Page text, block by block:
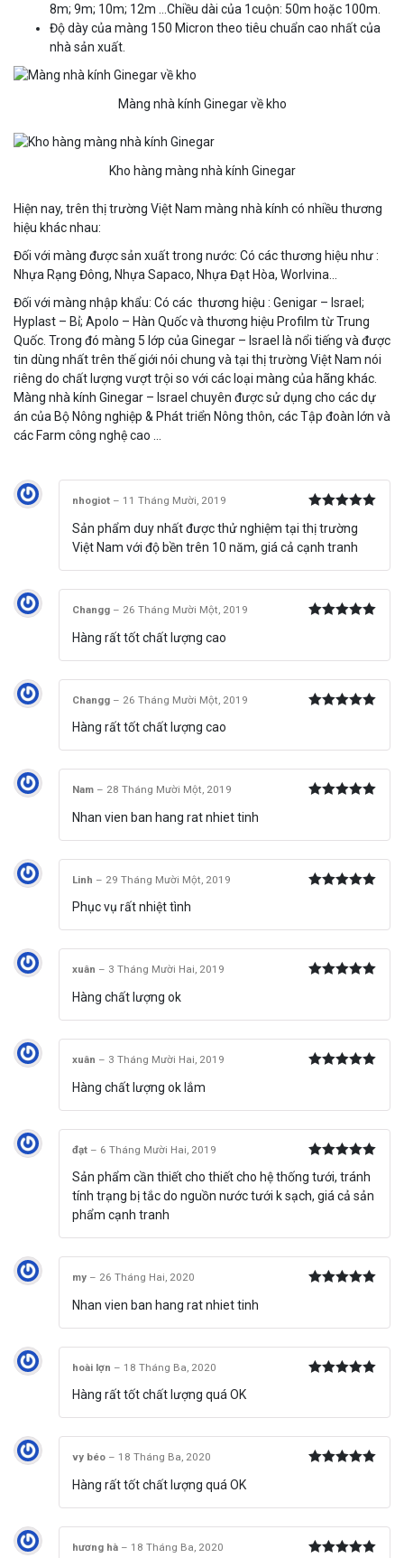
8m; 9m; 10m; 12m …Chiều dài của 1cuộn: 50m hoặc 100m.
Độ dày của màng 150 Micron theo tiêu chuẩn cao nhất của
nhà sản xuất.
Màng nhà kính Ginegar về kho
Kho hàng màng nhà kính Ginegar
Hiện nay, trên thị trường Việt Nam màng nhà kính có nhiều thương
hiệu khác nhau:
Đối với màng được sản xuất trong nước: Có các thương hiệu như :
Nhựa Rạng Đông, Nhựa Sapaco, Nhựa Đạt Hòa, Worlvina…
Đối với màng nhập khẩu: Có các thương hiệu : Genigar – Israel;
Hyplast – Bỉ; Apolo – Hàn Quốc và thương hiệu Profilm từ Trung
Quốc. Trong đó màng 5 lớp của Ginegar – Israel là nổi tiếng và được
tin dùng nhất trên thế giới nói chung và tại thị trường Việt Nam nói
riêng do chất lượng vượt trội so với các loại màng của hãng khác.
Màng nhà kính Ginegar – Israel chuyên được sử dụng cho các dự
án của Bộ Nông nghiệp & Phát triển Nông thôn, các Tập đoàn lớn và
các Farm công nghệ cao …
hạng55
sao
nhogiot – 11 Tháng Mười, 2019
Sản phẩm duy nhất được thử nghiệm tại thị trường
Việt Nam với độ bền trên 10 năm, giá cả cạnh tranh
Changg – 26 Tháng Mười Một, 2019
Hàng rất tốt chất lượng cao
Changg – 26 Tháng Mười Một, 2019
Hàng rất tốt chất lượng cao
Nam – 28 Tháng Mười Một, 2019
Nhan vien ban hang rat nhiet tinh
Linh – 29 Tháng Mười Một, 2019
Phục vụ rất nhiệt tình
xuân – 3 Tháng Mười Hai, 2019
Hàng chất lượng ok
xuân – 3 Tháng Mười Hai, 2019
Hàng chất lượng ok lắm
hạng 55
sao
đạt – 6 Tháng Mười Hai, 2019
Sản phẩm cần thiết cho thiết cho hệ thống tưới, tránh
tính trạng bị tắc do nguồn nước tưới k sạch, giá cả sản
phẩm cạnh tranh
my – 26 Tháng Hai, 2020
Nhan vien ban hang rat nhiet tinh
hoài lợn – 18 Tháng Ba, 2020
Hàng rất tốt chất lượng quá OK
vy béo – 18 Tháng Ba, 2020
Hàng rất tốt chất lượng quá OK
hương hà – 18 Tháng Ba, 2020